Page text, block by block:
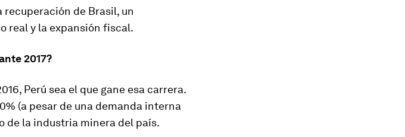
recuperación de Brasil, un
real y la expansión fiscal.
2017?
Perú sea el que gane esa carrera.
(a pesar de una demanda interna
de la industria minera del país.